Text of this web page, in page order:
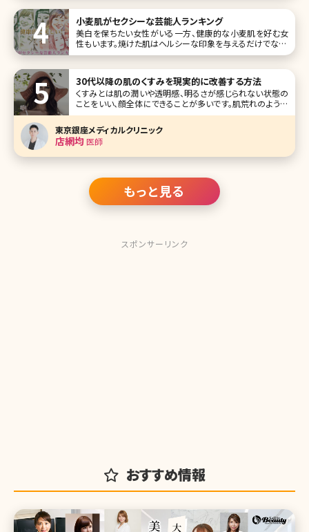
がきれいな芸能人をランキングでご紹介します。さまざまな
瞳の色・形を持つ
小麦肌がセクシーな芸能人ランキング
美白を保ちたい女性がいる一方、健康的な小麦肌を好む女
性もいます。焼けた肌はヘルシーな印象を与えるだけでなく、
エキゾチックな魅力を加えたり、セクシーさを演出したりと、
たくさん!ここでは、小麦肌がセクシーな女性芸能人をお届け
します。 第1位
30代以降の肌のくすみを現実的に改善する方法
くすみとは肌の潤いや透明感、明るさが感じられない状態の
ことをいい、顔全体にできることが多いです。肌荒れのように
分かりやすい症状が出ることがなく、自分の肌がくすんでいる
と気づかず、症状が慢性化してしまうケースもあります。 くす
みにはさまざまなタイプがあり、原因によって対処方法も変
わってきま
東京銀座メディカルクリニック
店網均医師
もっと見る
スポンサーリンク
おすすめ情報